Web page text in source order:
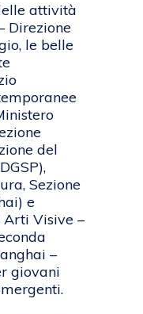
attività
Direzione
le belle
del
Sezione
e
Arti Visive –
–
giovani